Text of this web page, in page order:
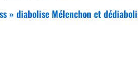
» diabolise Mélenchon et